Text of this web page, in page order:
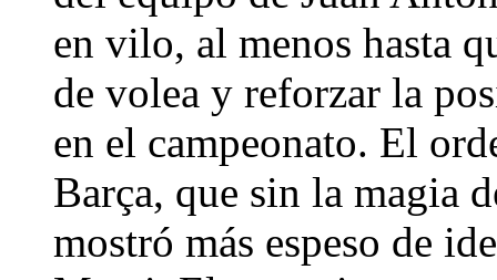
en vilo, al menos hasta
de volea y reforzar la
en el campeonato. El
Barça, que sin la magia
mostró más espeso de